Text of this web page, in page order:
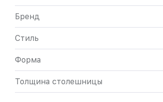
Бренд
Стиль
Форма
Толщина столешницы